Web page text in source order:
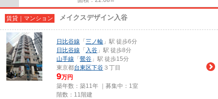
賃貸｜マンション メイクスデザイン入谷
日比谷線 「 三ノ輪 」駅 徒歩6分
日比谷線 「 入谷 」駅 徒歩8分
山手線 「 鶯谷 」駅 徒歩15分
東京都台東区下谷 ３丁目
9万円
築年数：築11年 ｜募集中： 1室
階数：11階建